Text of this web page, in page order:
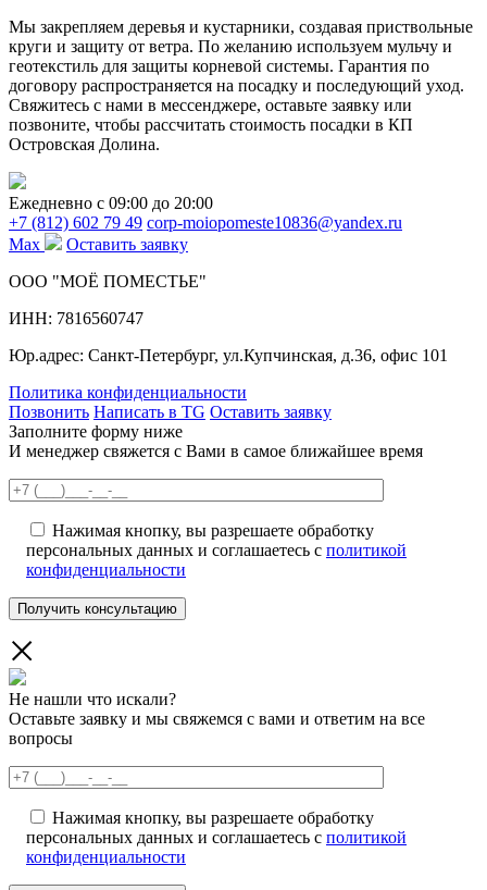
Мы закрепляем деревья и кустарники, создавая приствольные
круги и защиту от ветра. По желанию используем мульчу и
геотекстиль для защиты корневой системы. Гарантия по
договору распространяется на посадку и последующий уход.
Свяжитесь с нами в мессенджере, оставьте заявку или
позвоните, чтобы рассчитать стоимость посадки в КП
Островская Долина.
Ежедневно c 09:00 до 20:00
+7 (812) 602 79 49 corp-moiopomeste10836@yandex.ru
Max
Оставить заявку
ООО "МОЁ ПОМЕСТЬЕ"
ИНН: 7816560747
Юр.адрес: Санкт-Петербург, ул.Купчинская, д.36, офис 101
Политика конфиденциальности
Позвонить Написать в TG Оставить заявку
Заполните форму ниже
И менеджер свяжется с Вами в самое ближайшее время
Нажимая кнопку, вы разрешаете обработку
персональных данных и соглашаетесь с политикой
конфиденциальности
Не нашли что искали?
Оставьте заявку и мы свяжемся с вами и ответим на все
вопросы
Нажимая кнопку, вы разрешаете обработку
персональных данных и соглашаетесь с политикой
конфиденциальности